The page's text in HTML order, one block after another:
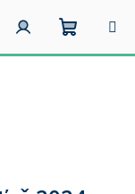
Prihlásenie